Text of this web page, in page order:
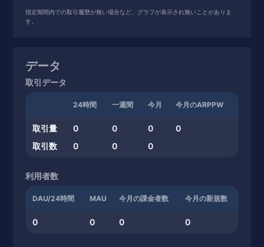
指定期間内での取引履歴が無い場合など、グラフが表示され無いことがありま
す。
データ
取引データ
24時間 一週間 今月 今月のARPPW
取引量 0 0 0
0
取引数
0 0 0
利用者数
DAU/24時間 MAU 今月の課金者数 今月の新規数
0 0 0 0